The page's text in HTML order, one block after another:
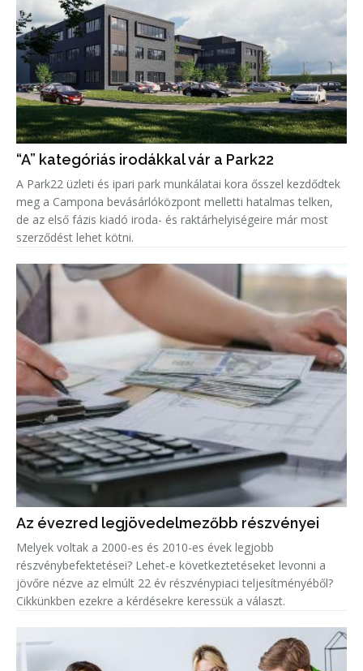
“A” kategóriás irodákkal vár a Park22
A Park22 üzleti és ipari park munkálatai kora ősszel kezdődtek
meg a Campona bevásárlóközpont melletti hatalmas telken,
de az első fázis kiadó iroda- és raktárhelyiségeire már most
szerződést lehet kötni.
Az évezred legjövedelmezőbb részvényei
Melyek voltak a 2000-es és 2010-es évek legjobb
részvénybefektetései? Lehet-e következtetéseket levonni a
jövőre nézve az elmúlt 22 év részvénypiaci teljesítményéből?
Cikkünkben ezekre a kérdésekre keressük a választ.